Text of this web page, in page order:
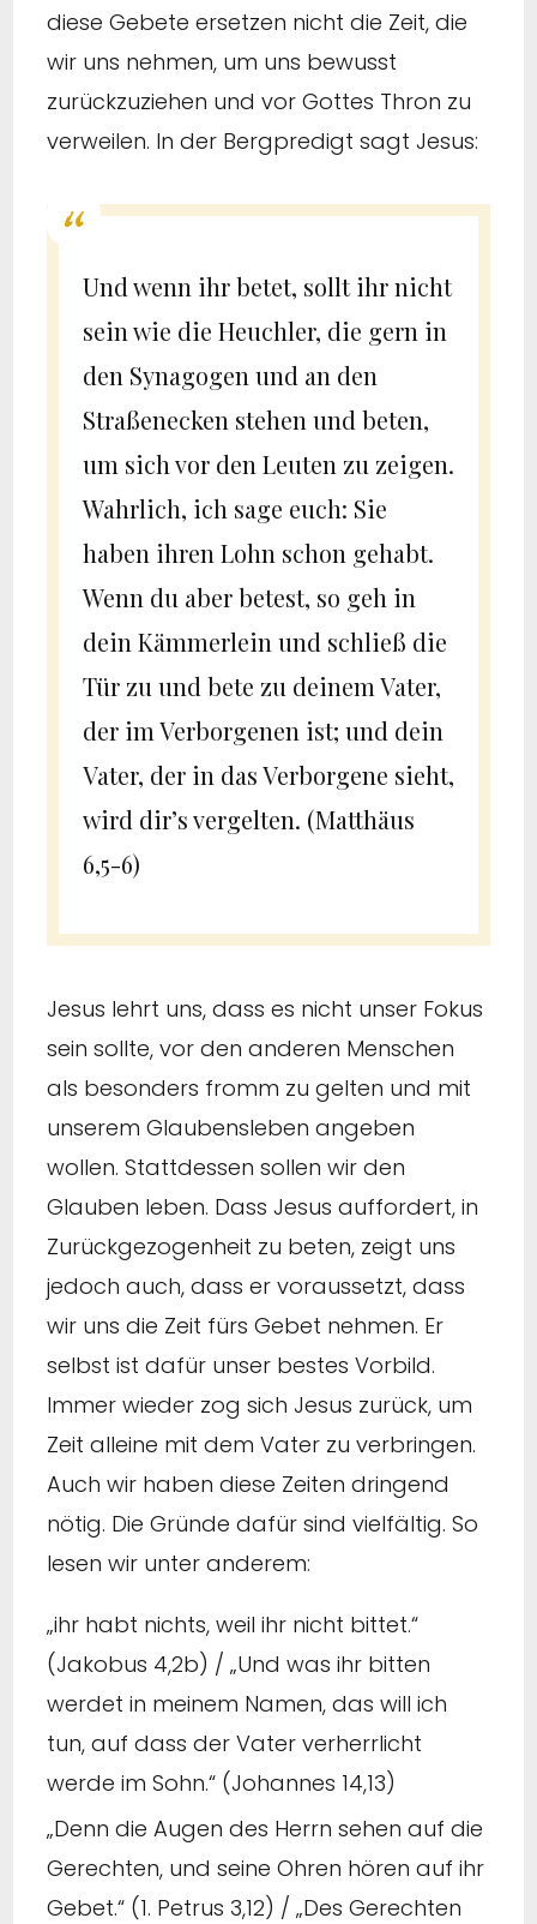
diese Gebete ersetzen nicht die Zeit, die
wir uns nehmen, um uns bewusst
zurückzuziehen und vor Gottes Thron zu
verweilen. In der Bergpredigt sagt Jesus:
Und wenn ihr betet, sollt ihr nicht
sein wie die Heuchler, die gern in
den Synagogen und an den
Straßenecken stehen und beten,
um sich vor den Leuten zu zeigen.
Wahrlich, ich sage euch: Sie
haben ihren Lohn schon gehabt.
Wenn du aber betest, so geh in
dein Kämmerlein und schließ die
Tür zu und bete zu deinem Vater,
der im Verborgenen ist; und dein
Vater, der in das Verborgene sieht,
wird dir’s vergelten. (Matthäus
6,5-6)
Jesus lehrt uns, dass es nicht unser Fokus
sein sollte, vor den anderen Menschen
als besonders fromm zu gelten und mit
unserem Glaubensleben angeben
wollen. Stattdessen sollen wir den
Glauben leben. Dass Jesus auffordert, in
Zurückgezogenheit zu beten, zeigt uns
jedoch auch, dass er voraussetzt, dass
wir uns die Zeit fürs Gebet nehmen. Er
selbst ist dafür unser bestes Vorbild.
Immer wieder zog sich Jesus zurück, um
Zeit alleine mit dem Vater zu verbringen.
Auch wir haben diese Zeiten dringend
nötig. Die Gründe dafür sind vielfältig. So
lesen wir unter anderem:
„ihr habt nichts, weil ihr nicht bittet.“
(Jakobus 4,2b) / „Und was ihr bitten
werdet in meinem Namen, das will ich
tun, auf dass der Vater verherrlicht
werde im Sohn.“ (Johannes 14,13)
„Denn die Augen des Herrn sehen auf die
Gerechten, und seine Ohren hören auf ihr
Gebet.“ (1. Petrus 3,12) / „Des Gerechten